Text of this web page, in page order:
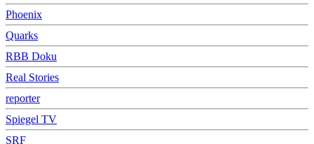
Phoenix
Quarks
RBB Doku
Real Stories
reporter
Spiegel TV
SRF